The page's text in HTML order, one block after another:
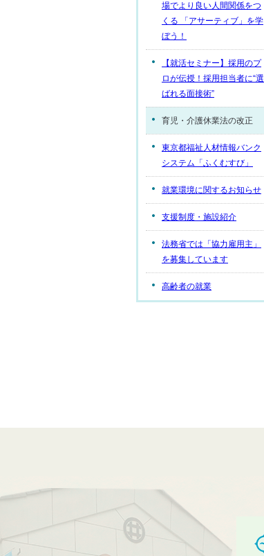
場でより良い人間関係をつ
くる 「アサーティブ」を学
ぼう！
【就活セミナー】採用のプ
ロが伝授！採用担当者に“選
ばれる面接術”
育児・介護休業法の改正
東京都福祉人材情報バンク
システム「ふくむすび」
就業環境に関するお知らせ
支援制度・施設紹介
法務省では「協力雇用主」
を募集しています
高齢者の就業